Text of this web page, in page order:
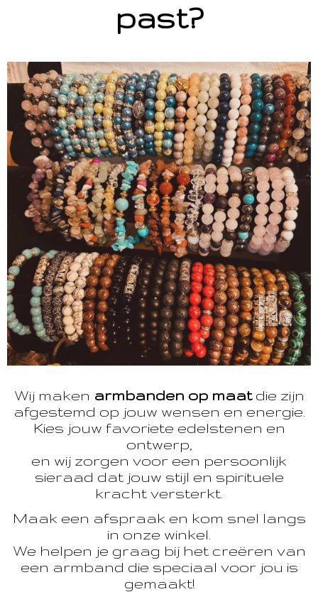
past?
Wij maken armbanden op maatdie zijn
afgestemd op jouw wensen en energie.
Kies jouw favoriete edelstenen en
ontwerp,
en wij zorgen voor een persoonlijk
sieraad dat jouw stijl en spirituele
kracht versterkt.
Maak een afspraak en kom snel langs
in onze winkel.
We helpen je graag bij het creëren van
een armband die speciaal voor jou is
gemaakt!